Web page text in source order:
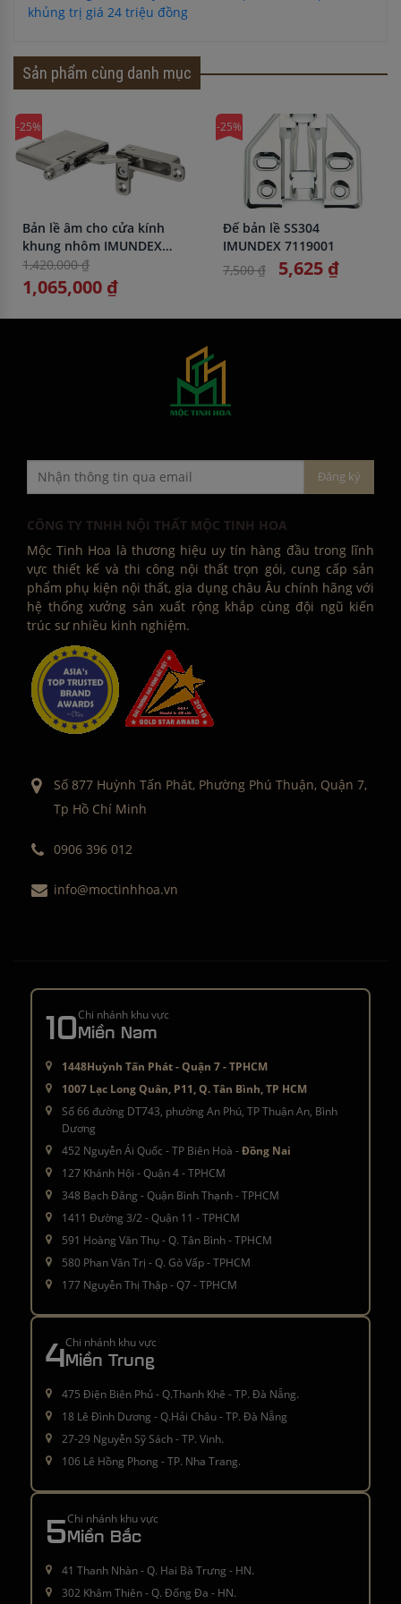
khủng trị giá 24 triệu đồng
Sản phẩm cùng danh mục
-25%
Bản lề âm cho cửa kính
khung nhôm IMUNDEX
7144117
1,420,000 ₫
1,065,000 ₫
-25%
Đế bản lề SS304
IMUNDEX 7119001
7,500 ₫
5,625 ₫
CÔNG TY TNHH NỘI THẤT MỘC TINH HOA
Mộc Tinh Hoa là thương hiệu uy tín hàng đầu trong lĩnh
vực thiết kế và thi công nội thất trọn gói, cung cấp sản
phẩm phụ kiện nội thất, gia dụng châu Âu chính hãng với
hệ thống xưởng sản xuất rộng khắp cùng đội ngũ kiến
trúc sư nhiều kinh nghiệm.
Số 877 Huỳnh Tấn Phát, Phường Phú Thuận, Quận 7,
Tp Hồ Chí Minh
0906 396 012
info@moctinhhoa.vn
10Chi nhánh khu vực
Miền Nam
1448Huỳnh Tấn Phát - Quận 7 - TPHCM
1007 Lạc Long Quân, P11, Q. Tân Bình, TP HCM
Số 66 đường DT743, phường An Phú, TP Thuận An, Bình
Dương
452 Nguyễn Ái Quốc - TP Biên Hoà -Đồng Nai
127 Khánh Hội - Quận 4 - TPHCM
348 Bạch Đằng - Quận Bình Thạnh - TPHCM
1411 Đường 3/2 - Quận 11 - TPHCM
591 Hoàng Văn Thụ - Q. Tân Bình - TPHCM
580 Phan Văn Trị - Q. Gò Vấp - TPHCM
177 Nguyễn Thị Thập - Q7 - TPHCM
4Chi nhánh khu vực
Miền Trung
475 Điện Biên Phủ - Q.Thanh Khê - TP. Đà Nẵng.
18 Lê Đình Dương - Q.Hải Châu - TP. Đà Nẵng
27-29 Nguyễn Sỹ Sách - TP. Vinh.
106 Lê Hồng Phong - TP. Nha Trang.
5Chi nhánh khu vực
Miền Bắc
41 Thanh Nhàn - Q. Hai Bà Trưng - HN.
302 Khâm Thiên - Q. Đống Đa - HN.